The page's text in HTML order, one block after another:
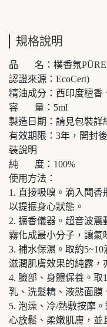
規格說明
品 名：樸香氛
認證來源：EcoCert)
精油成分：西印度檀香
容 量：5ml
製造日期：請見包裝詳
有效期限：3年，開封
裝說明
純 度：100%
使用方法：
1. 直接吸嗅。滴入聞香
以提振身心狀態。
2. 擴香儀器。超音波
霧化成最小分子，讓氣
3. 補水保濕。取約
滋潤肌膚效果的純露，
4. 臉部、身體保養。取
乳、洗髮精、液態面膜
5. 泡澡、冷/熱敷按摩
心放鬆、柔嫩肌膚，並